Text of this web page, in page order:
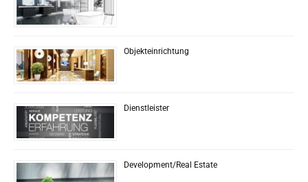
Objekteinrichtung
Dienstleister
Development/Real Estate